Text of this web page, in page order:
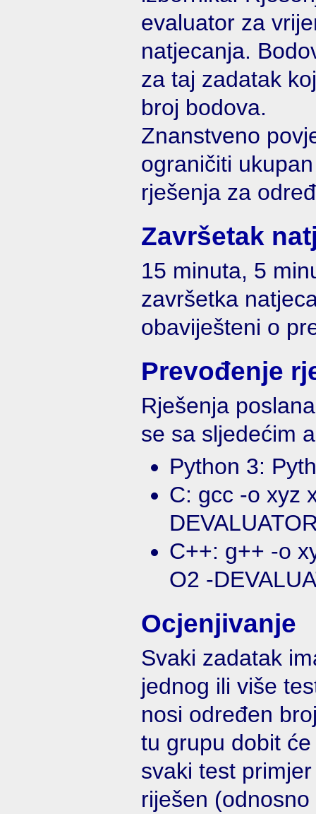
evaluator za
natjecanja.
za taj zadatak
broj bodova.
Znanstveno
ograničiti
rješenja za
Završetak
15 minuta, 5
završetka
obaviješteni o
Prevođenje
Rješenja
se sa sljedećim
Python 3:
C: gcc -o xyz
C++: g++ -o
O2 -
Ocjenjivanje
Svaki zadatak
jednog ili više
nosi određen
tu grupu dobit
svaki test
riješen